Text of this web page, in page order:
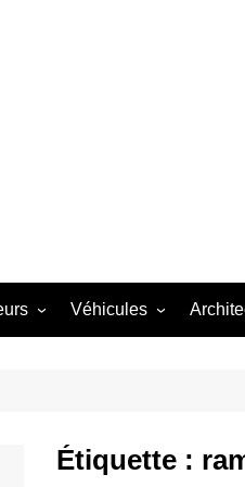
Véhicules
Camion
Métal
Étiquette :